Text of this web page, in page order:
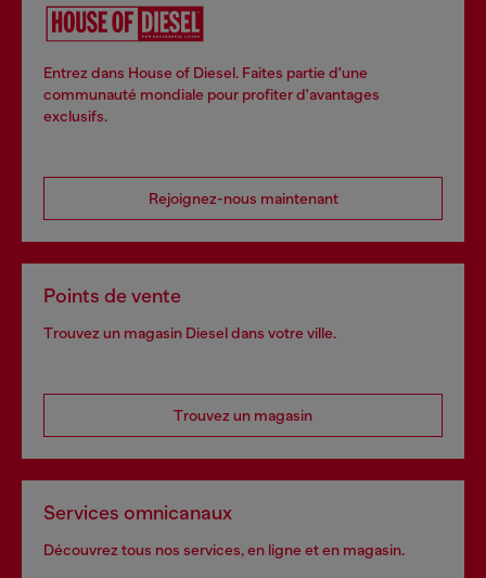
Entrez dans House of Diesel. Faites partie d'une
communauté mondiale pour profiter d'avantages
exclusifs.
Rejoignez-nous maintenant
Points de vente
Trouvez un magasin Diesel dans votre ville.
Trouvez un magasin
Services omnicanaux
Découvrez tous nos services, en ligne et en magasin.